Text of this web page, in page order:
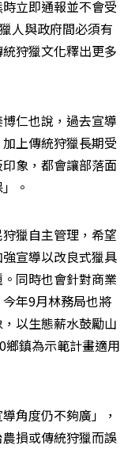
立即通報並不會受
人與政府間必須有
狩獵文化釋出更多
仁也說，過去宣導
上傳統狩獵長期受
象，都會讓部落面
。
獵自主管理，希望
宣導以改良式獵具
同時也會針對商業
年9月林務局也將
以生態薪水鼓勵山
鎮為示範計畫適用
角度仍不夠廣」，
損或傳統狩獵而誤